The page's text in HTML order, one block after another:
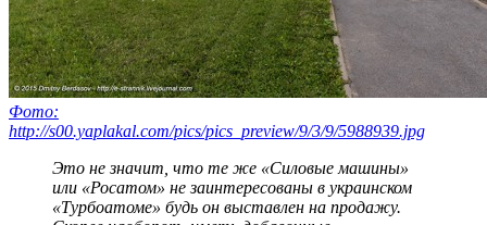
Фото:
http://s00.yaplakal.com/pics/pics_preview/9/3/9/5988939.jpg
Это не значит, что те же «Силовые машины»
или «Росатом» не заинтересованы в украинском
«Турбоатоме» будь он выставлен на продажу.